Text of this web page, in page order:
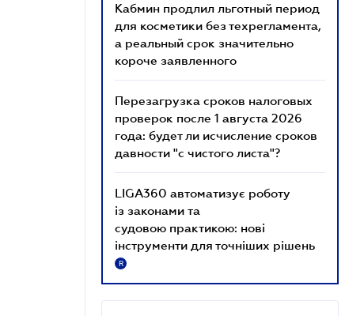
Кабмин продлил льготный период
для косметики без техрегламента,
а реальный срок значительно
короче заявленного
Перезагрузка сроков налоговых
проверок после 1 августа 2026
года: будет ли исчисление сроков
давности "с чистого листа"?
LIGA360 автоматизує роботу
із законами та
судовою практикою: нові
інструменти для точніших рішень
R